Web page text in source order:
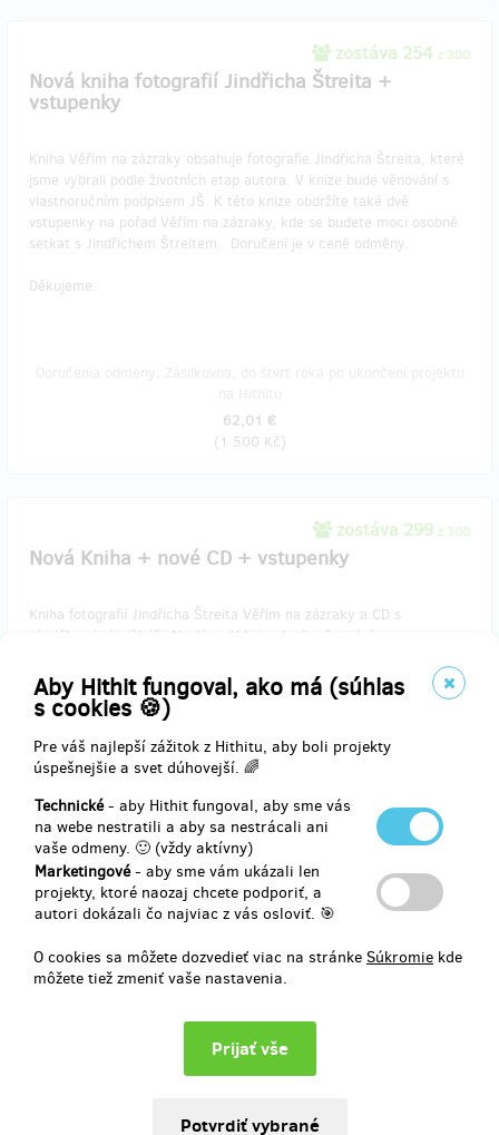
Aby Hithit fungoval, ako má (súhlas
s cookies 🍪)
Pre váš najlepší zážitok z Hithitu, aby boli projekty
úspešnejšie a svet dúhovejší. 🌈
Technické- aby Hithit fungoval, aby sme vás
na webe nestratili a aby sa nestrácali ani
vaše odmeny. 🙂 (vždy aktívny)
Marketingové- aby sme vám ukázali len
projekty, ktoré naozaj chcete podporiť, a
autori dokázali čo najviac z vás osloviť. 🎯
O cookies sa môžete dozvedieť viac na stránke Súkromie kde
môžete tiež zmeniť vaše nastavenia.
zostáva 254 z 300
Nová kniha fotografií Jindřicha Štreita +
vstupenky
Kniha Věřím na zázraky obsahuje fotografie Jindřicha Štreita, které
jsme vybrali podle životních etap autora. V knize bude věnování s
vlastnoručním podpisem JŠ. K této knize obdržíte také dvě
vstupenky na pořad Věřím na zázraky, kde se budete moci osobně
setkat s Jindřichem Štreitem. Doručení je v ceně odměny.
Děkujeme.
62,01 €
(1 500 Kč)
zostáva 299 z 300
Nová Kniha + nové CD + vstupenky
Kniha fotografií Jindřicha Štreita Věřím na zázraky a CD s
písničkami písničkáře Nosláva. V knize bude věnování s
pořad Věřím na zázraky, kde se budete moci osobně setkat s
Jindřichem Štreitem. Doručení je v ceně odměny.
Děkujeme.
Doručenia odmeny: Zásilkovna, do štvrť roka po ukončení projektu
na Hithitu
74,41 €
(1 800 Kč)
V této odměně jsou úplně všechny naše výtvory položené pěkně do